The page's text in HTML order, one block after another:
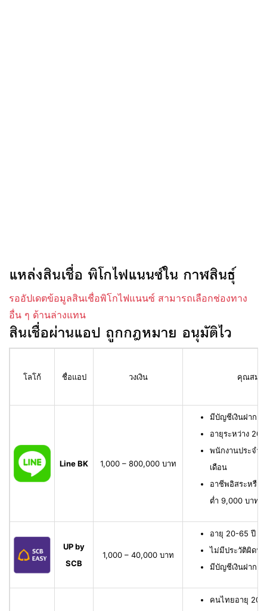
แหล่งสินเชื่อ พิโกไฟแนนซ์ใน กาฬสินธุ์
รออัปเดตข้อมูลสินเชื่อพิโกไฟแนนซ์ สามารถเลือกช่องทาง
อื่น ๆ ด้านล่างแทน
สินเชื่อผ่านแอป ถูกกฎหมาย อนุมัติไว
โลโก้ ชื่อแอป วงเงิน คุณสมบั
Line BK 1,000 – 800,000 บาท
มีบัญชีเงินฝาก
อายุระหว่าง 20
พนักงานประจำ
เดือน
อาชีพอิสระหรือ
ต่ำ 9,000 บาทต่
UP by
SCB
1,000 – 40,000 บาท
อายุ 20-65 ปี เ
ไม่มีประวัติผิดนั
มีบัญชีเงินฝาก
คนไทยอายุ 20-